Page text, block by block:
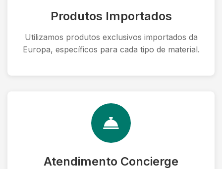
Produtos Importados
Utilizamos produtos exclusivos importados da
Europa, específicos para cada tipo de material.
Atendimento Concierge